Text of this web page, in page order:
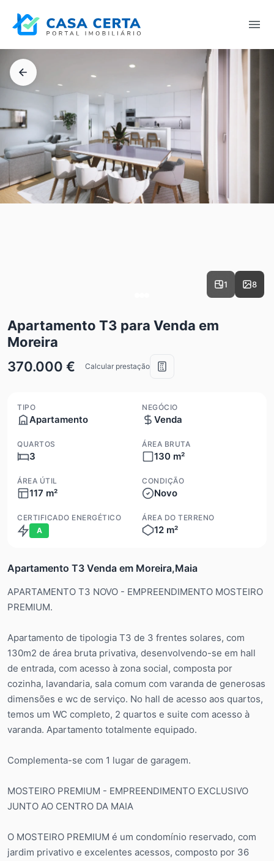
1 8
Apartamento T3 para Venda em
Moreira
370.000 €
Calcular prestação
TIPO
Apartamento
NEGÓCIO
Venda
QUARTOS
3
ÁREA BRUTA
130 m²
ÁREA ÚTIL
117 m²
CONDIÇÃO
Novo
CERTIFICADO ENERGÉTICO
A
ÁREA DO TERRENO
12 m²
Apartamento T3 Venda em Moreira,Maia
APARTAMENTO T3 NOVO - EMPREENDIMENTO MOSTEIRO
PREMIUM.
Apartamento de tipologia T3 de 3 frentes solares, com
130m2 de área bruta privativa, desenvolvendo-se em hall
de entrada, com acesso à zona social, composta por
cozinha, lavandaria, sala comum com varanda de generosas
dimensões e wc de serviço. No hall de acesso aos quartos,
temos um WC completo, 2 quartos e suite com acesso à
varanda. Apartamento totalmente equipado.
Complementa-se com 1 lugar de garagem.
MOSTEIRO PREMIUM - EMPREENDIMENTO EXCLUSIVO
JUNTO AO CENTRO DA MAIA
O MOSTEIRO PREMIUM é um condomínio reservado, com
jardim privativo e excelentes acessos, composto por 36